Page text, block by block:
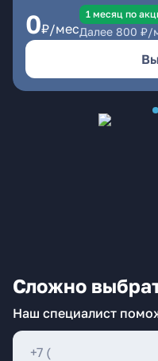
0₽/мес
1 месяц по
Далее 800 ₽/
Сложно
Наш специалист